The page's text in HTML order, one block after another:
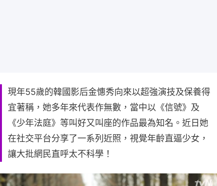
現年55歲的韓國影后金憓秀向來以超強演技及保養得
宜著稱，她多年來代表作無數，當中以《信號》及
《少年法庭》等叫好又叫座的作品最為知名。近日她
在社交平台分享了一系列近照，視覺年齡直逼少女，
讓大批網民直呼太不科學！